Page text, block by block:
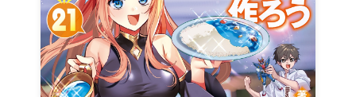
オーバーラップノベルス